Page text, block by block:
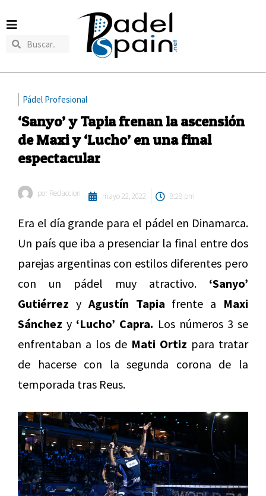
Pádel Profesional
‘Sanyo’ y Tapia frenan la ascensión
de Maxi y ‘Lucho’ en una final
espectacular
por Redaccion mayo 22, 2022 8:28 pm
Era el día grande para el pádel en Dinamarca.
Un país que iba a presenciar la final entre dos
parejas argentinas con estilos diferentes pero
con un pádel muy atractivo. ‘Sanyo’
Gutiérrez y Agustín Tapia frente a Maxi
Sánchez y ‘Lucho’ Capra. Los números 3 se
enfrentaban a los de Mati Ortiz para tratar
de hacerse con la segunda corona de la
temporada tras Reus.